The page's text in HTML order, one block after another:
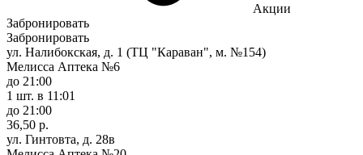
Акции
Забронировать
Забронировать
ул. Налибокская, д. 1 (ТЦ "Караван", м. №154)
Мелисса Аптека №6
до 21:00
1 шт. в 11:01
до 21:00
36,50 р.
ул. Гинтовта, д. 28в